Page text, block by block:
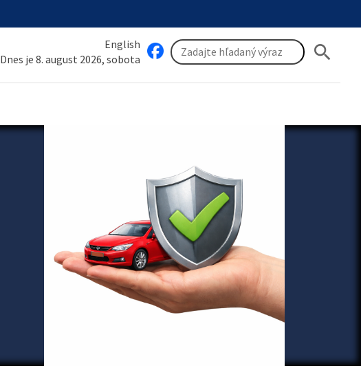
English
Dnes je 8. august 2026, sobota
search